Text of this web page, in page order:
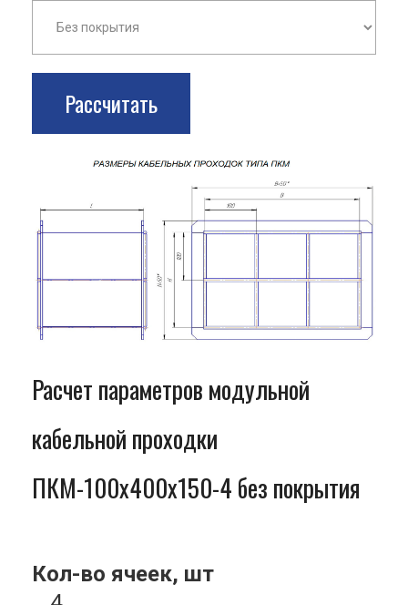
Рассчитать
Расчет параметров модульной
кабельной проходки
ПКМ-100x400x150-4 без покрытия
Кол-во ячеек, шт